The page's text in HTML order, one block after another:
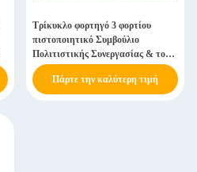
Τρίκυκλο φορτηγό 3 φορτίου
πιστοποιητικό Συμβούλιο
Πολιτιστικής Συνεργασίας & του
ISO μοτοσικλετών ροδών
Πάρτε την καλύτερη τιμή